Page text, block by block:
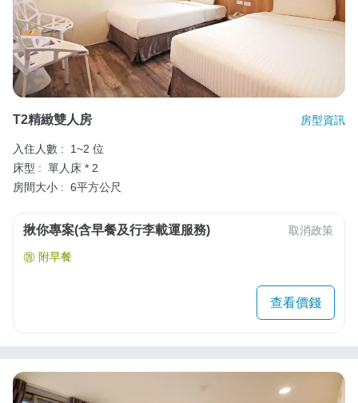
T2精緻雙人房 房型資訊
入住人數 :
1~2 位
床型 : 單人床 * 2
房間大小 : 6平方公尺
揪你專案(含早餐及行李載運服務) 取消政策
附早餐
查看價錢